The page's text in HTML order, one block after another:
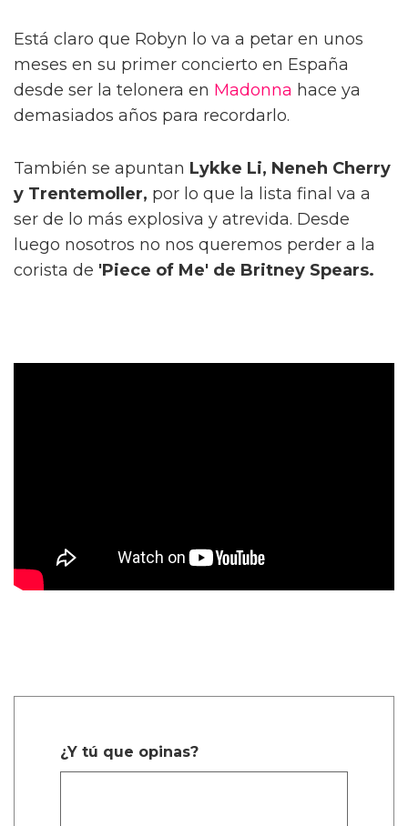
Está claro que Robyn lo va a petar en unos
meses en su primer concierto en España
desde ser la telonera en Madonna hace ya
demasiados años para recordarlo.
También se apuntan Lykke Li, Neneh Cherry
y Trentemoller, por lo que la lista final va a
ser de lo más explosiva y atrevida. Desde
luego nosotros no nos queremos perder a la
corista de 'Piece of Me' de Britney Spears.
¿Y tú que opinas?